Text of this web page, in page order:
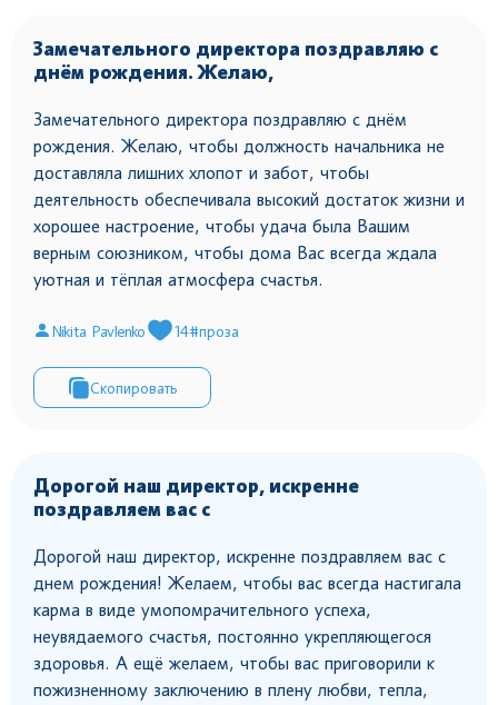
Замечательного директора поздравляю с
днём рождения. Желаю,
Замечательного директора поздравляю с днём
рождения. Желаю, чтобы должность начальника не
доставляла лишних хлопот и забот, чтобы
деятельность обеспечивала высокий достаток жизни и
хорошее настроение, чтобы удача была Вашим
верным союзником, чтобы дома Вас всегда ждала
уютная и тёплая атмосфера счастья.
Nikita Pavlenko 14#проза
Скопировать
Дорогой наш директор, искренне
поздравляем вас с
Дорогой наш директор, искренне поздравляем вас с
днем рождения! Желаем, чтобы вас всегда настигала
карма в виде умопомрачительного успеха,
неувядаемого счастья, постоянно укрепляющегося
здоровья. А ещё желаем, чтобы вас приговорили к
пожизненному заключению в плену любви, тепла,